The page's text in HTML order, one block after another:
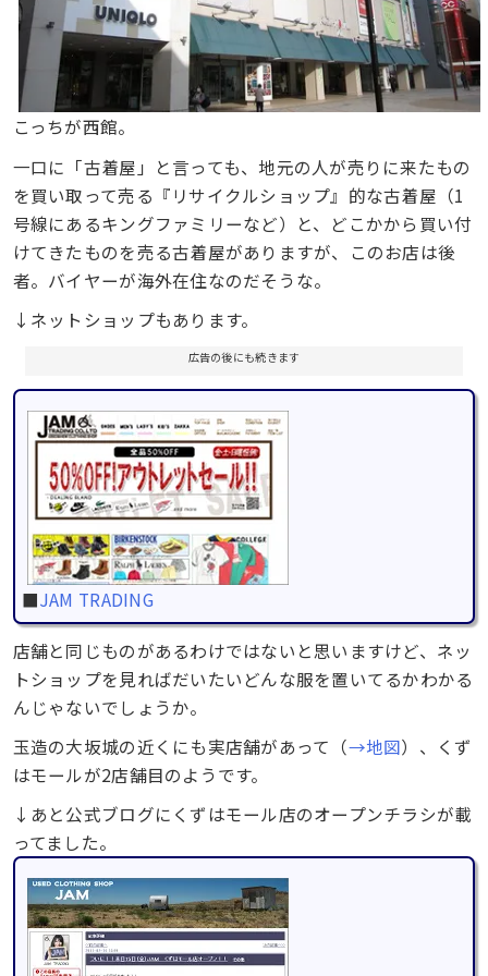
こっちが西館。
一口に「古着屋」と言っても、地元の人が売りに来たもの
を買い取って売る『リサイクルショップ』的な古着屋（1
号線にあるキングファミリーなど）と、どこかから買い付
けてきたものを売る古着屋がありますが、このお店は後
者。バイヤーが海外在住なのだそうな。
↓ネットショップもあります。
広告の後にも続きます
■JAM TRADING
店舗と同じものがあるわけではないと思いますけど、ネッ
トショップを見ればだいたいどんな服を置いてるかわかる
んじゃないでしょうか。
玉造の大坂城の近くにも実店舗があって（→地図）、くず
はモールが2店舗目のようです。
↓あと公式ブログにくずはモール店のオープンチラシが載
ってました。